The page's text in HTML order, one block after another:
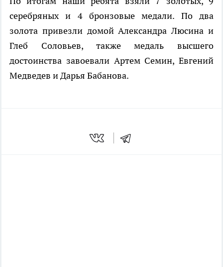
серебряных и 4 бронзовые медали. По два
золота привезли домой Александра Люсина и
Глеб Соловьев, также медаль высшего
достоинства завоевали Артем Семин, Евгений
Медведев и Дарья Бабанова.